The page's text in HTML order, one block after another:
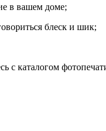
в вашем доме;
блеск и шик;
с каталогом